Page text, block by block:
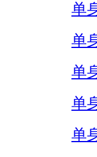
单
单
单
单
单